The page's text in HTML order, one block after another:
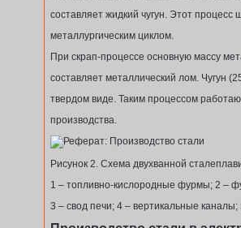
составляет жидкий чугун. Этот
металлургическим циклом.
При скрап-процессе основную массу
составляет металлический лом. Чугун
твердом виде. Таким процессом
производства.
Рисунок 2. Схема двухванной
1 – топливно-кислородные фурмы; 2 –
3 – свод печи; 4 – вертикальные